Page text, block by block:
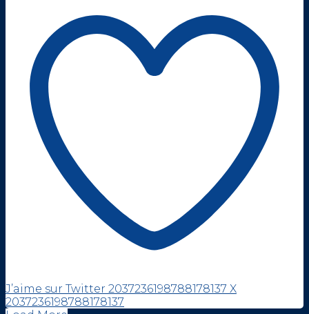
J’aime sur Twitter 2037236198788178137 X
2037236198788178137